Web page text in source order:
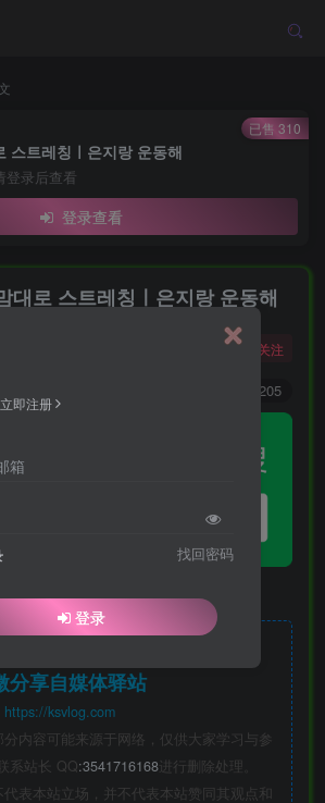
스트레칭ㅣ은지랑 운동해
登录后查看
登录查看
已售 310
대로 스트레칭ㅣ은지랑 운동해
，酒醉还来花下眠。
关注
1205
版权声明
分享自媒体驿站
https://ksvlog.com
内容可能来源于网络，仅供大家学习与参
系站长 QQ:3541716168进行删除处理。
表本站立场，并不代表本站赞同其观点和
即注册
箱
找回密码
登录